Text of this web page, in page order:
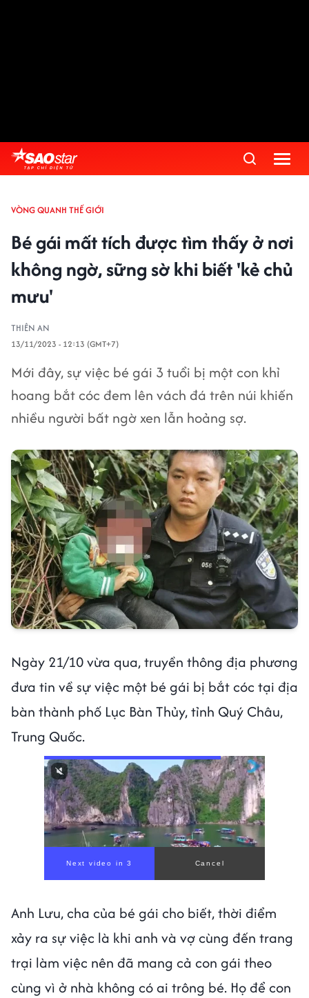
VÒNG QUANH THẾ GIỚI
Bé gái mất tích được tìm thấy ở nơi
không ngờ, sững sờ khi biết 'kẻ chủ
mưu'
THIÊN AN
13/11/2023 - 12:13 (GMT+7)
Mới đây, sự việc bé gái 3 tuổi bị một con khỉ
hoang bắt cóc đem lên vách đá trên núi khiến
nhiều người bất ngờ xen lẫn hoảng sợ.
Ngày 21/10 vừa qua, truyền thông địa phương
đưa tin về sự việc một bé gái bị bắt cóc tại địa
bàn thành phố Lục Bàn Thủy, tỉnh Quý Châu,
Trung Quốc.
Anh Lưu, cha của bé gái cho biết, thời điểm
xảy ra sự việc là khi anh và vợ cùng đến trang
trại làm việc nên đã mang cả con gái theo
cùng vì ở nhà không có ai trông bé. Họ để con